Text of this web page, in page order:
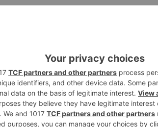
de sustancias estupefacientes, el
transportaba este autobús. Los
cada uno recogiera su equipaje y